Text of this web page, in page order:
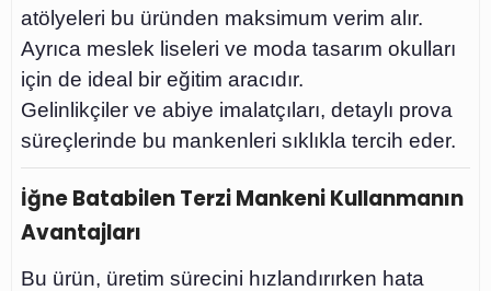
atölyeleri bu üründen maksimum verim alır.
Ayrıca meslek liseleri ve moda tasarım okulları
için de ideal bir eğitim aracıdır.
Gelinlikçiler ve abiye imalatçıları, detaylı prova
süreçlerinde bu mankenleri sıklıkla tercih eder.
İğne Batabilen Terzi Mankeni Kullanmanın
Avantajları
Bu ürün, üretim sürecini hızlandırırken hata